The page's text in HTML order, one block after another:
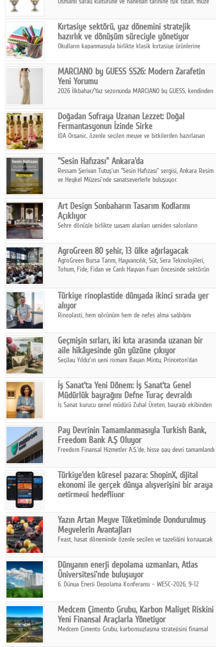
Ağustos'ta Arthill Müzecilik'in düzenleyeceği özel müzayedede
koleksiyonerlerle buluşuyor
Kırtasiye sektörü, yaz dönemini stratejik
hazırlık ve dönüşüm süreciyle yönetiyor
Okulların kapanmasıyla birlikte klasik kırtasiye ürünlerine
sanat ve eğitici aktivite ürünleriyle dinamik bir biçimde
geçiriyor.
MARCIANO by GUESS SS26: Modern Zarafetin
Yeni Yorumu
2026 İlkbahar/Yaz sezonunda MARCIANO by GUESS, kendinden
Doğadan Sofraya Uzanan Lezzet: Doğal
Fermantasyonun İzinde Sirke
İDA Organic, özenle seçilen meyve ve bitkilerden hazırlanan
sofralarına taşıyor.
"Sesin Hafızası" Ankara'da
Ressam Şerivan Tutuş'un “Sesin Hafızası” sergisi, Ankara Resim
ve Heykel Müzesi'nde sanatseverlerle buluşuyor.
Art Design Sonbaharın Tasarım Kodlarını
Açıklıyor
Şehre dönüşle birlikte yaşam alanları yeniden salonların
sonbaharın tasarım kodlarını açıklıyor.
AgroGreen 80 şehir, 13 ülke ağırlayacak
AgroGreen Bursa Tarım, Hayvancılık, Süt, Sera Teknolojileri,
Tohum, Fide, Fidan ve Canlı Hayvan Fuarı öncesinde sektörün
Türkiye rinoplastide dünyada ikinci sırada yer
alıyor
Rinoplasti, hem görünüm hem de nefes alma sağlığını
biri konumunda.
Geçmişin sırları, iki kıta arasında uzanan bir
aile hikâyesinde gün yüzüne çıkıyor
Seçilay Yıldız'ın yeni romanı Bayan Minty, Princeton'dan
katmanlı bir aile hikâyesi anlatıyor.
İş Sanat'ta Yeni Dönem: İş Sanat'ta Genel
Müdürlük bayrağını Defne Turaç devraldı
İş Sanat kurucu genel müdürü Zuhal Üreten, bayrağı ekibinden
Pay Devrinin Tamamlanmasıyla Turkish Bank,
Freedom Bank A.Ş Oluyor
Freedom Finansal Hizmetler A.Ş.'de, hisse pay devri tamamlandı
Turkish Bank'ın ticaret unvanının “Freedom Bank A.Ş.” olmasına
karar verildi.
Türkiye'den küresel pazara: ShopinX, dijital
ekonomi ile gerçek dünya alışverişini bir araya
getirmeyi hedefliyor
ekonomi ile gerçek dünya alışveriş deneyimi arasında köprü
kurmayı hedefleyen vizyonuyla uluslararası pazarlara açılıyor.
Yazın Artan Meyve Tüketiminde Dondurulmuş
Meyvelerin Avantajları
Feast, hasat döneminde özenle seçilen ve tazeliğini koruyacak
pratik, güvenilir ve lezzetli bir alternatif sunuyor.
Dünyanın enerji depolama uzmanları, Atlas
Üniversitesi'nde buluşuyor
6. Dünya Enerji Depolama Konferansı – WESC-2026, 9-12
sahipliğinde gerçekleştirilecek.
Medcem Çimento Grubu, Karbon Maliyet Riskini
Yeni Finansal Araçlarla Yönetiyor
Medcem Çimento Grubu, karbonsuzlaşma stratejisini finansal